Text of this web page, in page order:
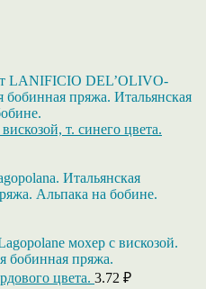
т. синего цвета.
цвета. 3.72 ₽